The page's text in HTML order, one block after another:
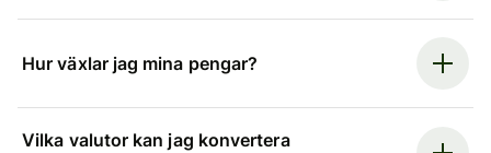
Hur växlar jag mina pengar?
Vilka valutor kan jag konvertera